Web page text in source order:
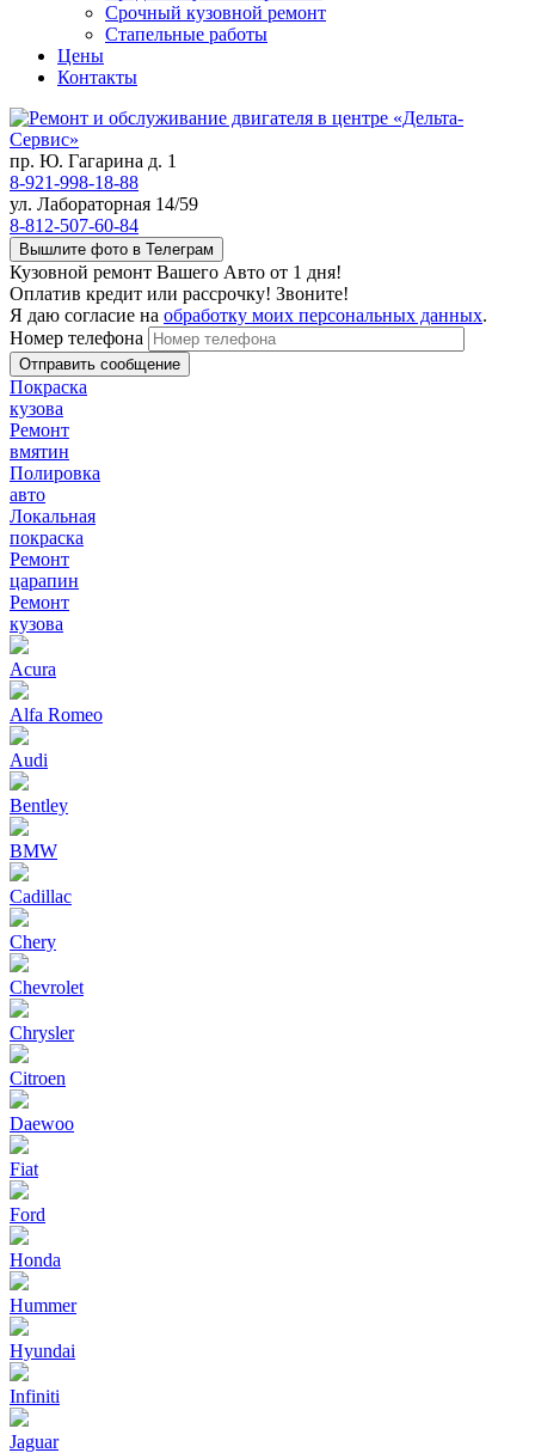
Срочный кузовной ремонт
Стапельные работы
Цены
Контакты
пр. Ю. Гагарина д. 1
8-921-998-18-88
ул. Лабораторная 14/59
8-812-507-60-84
Вышлите фото в Телеграм
Кузовной ремонт Вашего Авто от 1 дня!
Оплатив кредит или рассрочку! Звоните!
Я даю согласие на обработку моих персональных данных.
Номер телефона
Покраска
кузова
Ремонт
вмятин
Полировка
авто
Локальная
покраска
Ремонт
царапин
Ремонт
кузова
Acura
Alfa Romeo
Audi
Bentley
BMW
Cadillac
Chery
Chevrolet
Chrysler
Citroen
Daewoo
Fiat
Ford
Honda
Hummer
Hyundai
Infiniti
Jaguar